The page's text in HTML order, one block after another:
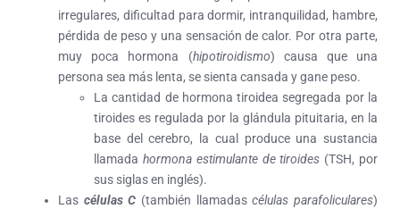
irregulares, dificultad para dormir, intranquilidad, hambre,
pérdida de peso y una sensación de calor. Por otra parte,
muy poca hormona (hipotiroidismo) causa que una
persona sea más lenta, se sienta cansada y gane peso.
La cantidad de hormona tiroidea segregada por la
tiroides es regulada por la glándula pituitaria, en la
base del cerebro, la cual produce una sustancia
llamada hormona estimulante de tiroides (TSH, por
sus siglas en inglés).
Las células C (también llamadascélulas parafoliculares)